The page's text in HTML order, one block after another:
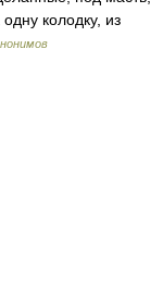
колодку, из